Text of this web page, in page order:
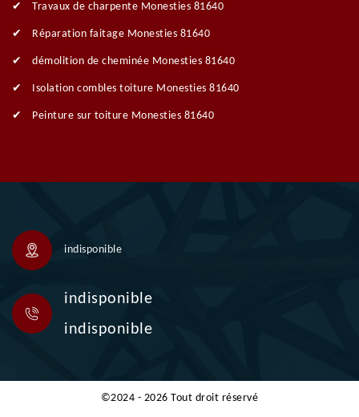
Travaux de charpente Monesties 81640
Réparation faitage Monesties 81640
démolition de cheminée Monesties 81640
Isolation combles toiture Monesties 81640
Peinture sur toiture Monesties 81640
indisponible
indisponible
indisponible
©2024 - 2026 Tout droit réservé